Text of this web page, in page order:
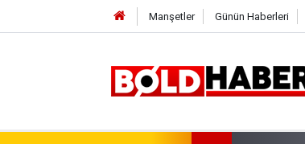
Manşetler Günün Haberleri